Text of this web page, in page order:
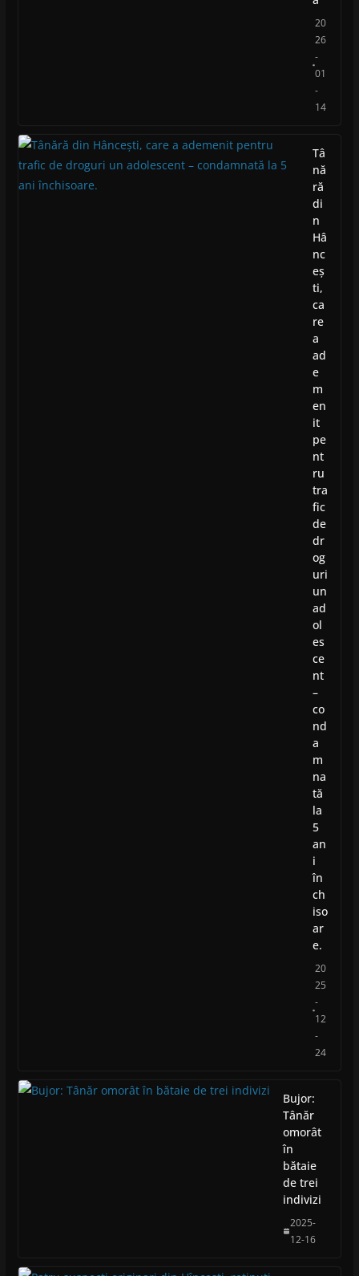
20
26
-
01
-
14
Tâ
nă
ră
di
n
Hâ
nc
eș
ti,
ca
re
a
ad
e
m
en
it
pe
nt
ru
tra
fic
de
dr
og
uri
un
ad
ol
es
ce
nt
–
co
nd
a
m
na
tă
la
5
an
i
în
ch
iso
ar
e.
20
25
-
12
-
24
Bujor:
Tânăr
omorât
în
bătaie
de trei
indivizi
2025-
12-16